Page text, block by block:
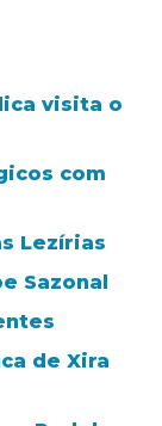
visita o
com
Lezírias
Sazonal
de Xira